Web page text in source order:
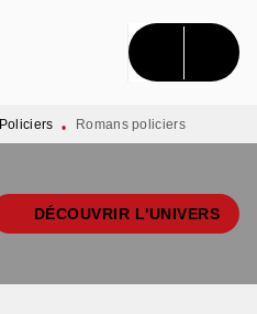
CONTENU
Policiers • Romans policiers
DÉCOUVRIR L'UNIVERS